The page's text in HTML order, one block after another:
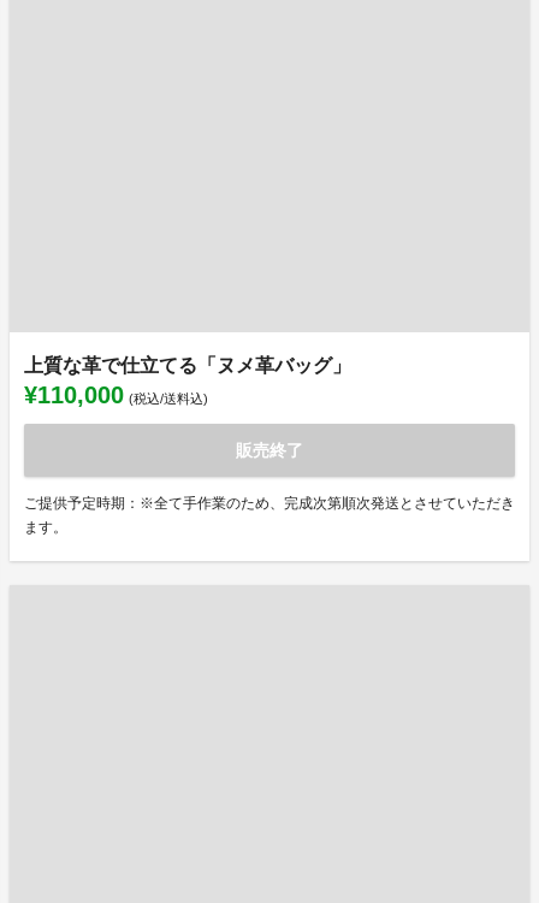
上質な革で仕立てる「ヌメ革バッグ」
¥110,000 (税込/送料込)
販売終了
ご提供予定時期：※全て手作業のため、完成次第順次発送とさせていただき
ます。